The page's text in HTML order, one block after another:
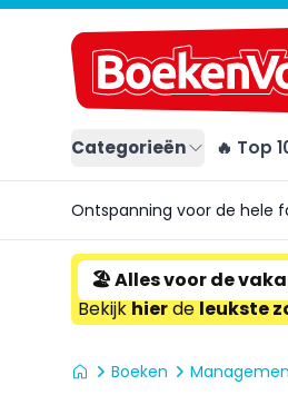
Categorieën 🔥 Top
Ontspanning voor de hele
🏖️ Alles voor de
Bekijkhierdeleukste
Boeken